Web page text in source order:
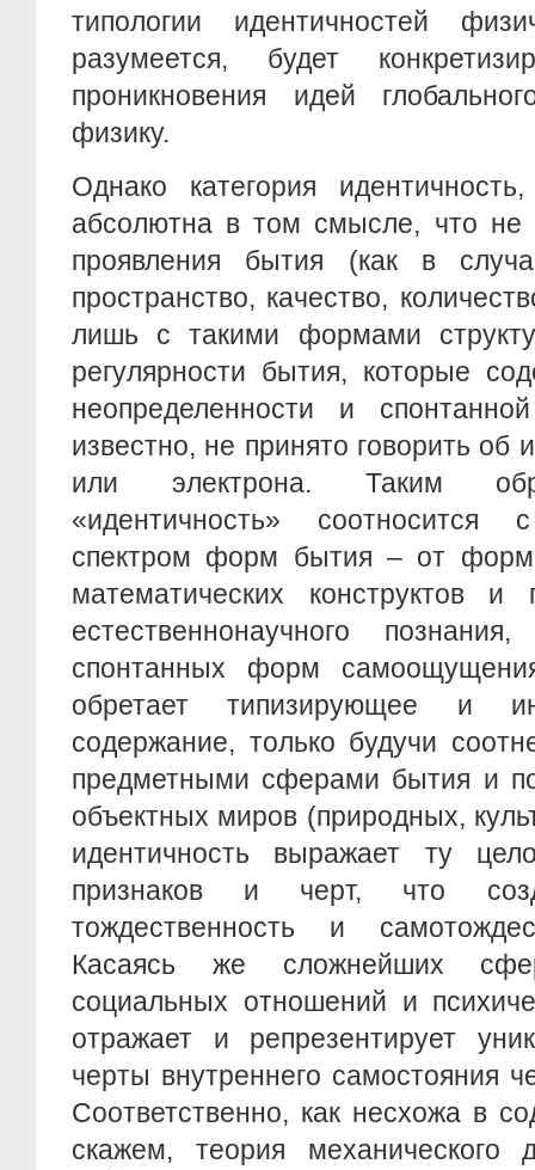
типологии идентичностей
разумеется, будет
проникновения идей
физику.
Однако категория
абсолютна в том смысле, что не
проявления бытия (как в
пространство, качество,
лишь с такими формами
регулярности бытия, которые
неопределенности и
известно, не принято говорить об
или электрона. Таким
«идентичность»
спектром форм бытия – от
математических конструктов и
естественнонаучного
спонтанных форм
обретает типизирующее и
содержание, только будучи
предметными сферами бытия и
объектных миров (природных,
идентичность выражает ту
признаков и черт, что
тождественность и
Касаясь же сложнейших
социальных отношений и
отражает и репрезентирует
черты внутреннего самостояния
Соответственно, как несхожа в
скажем, теория механического